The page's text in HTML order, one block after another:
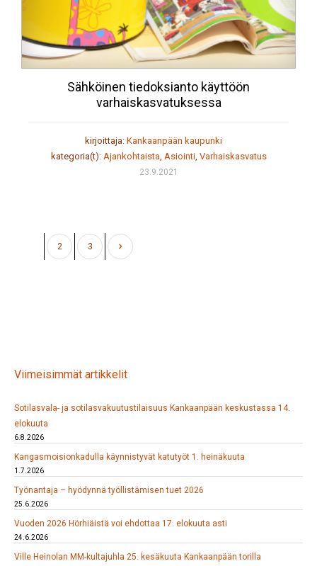
Sähköinen tiedoksianto käyttöön
varhaiskasvatuksessa
kirjoittaja: Kankaanpään kaupunki
kategoria(t): Ajankohtaista, Asiointi, Varhaiskasvatus
23.9.2021
2 3
Viimeisimmät artikkelit
Sotilasvala- ja sotilasvakuutustilaisuus Kankaanpään keskustassa 14.
elokuuta
6.8.2026
Kangasmoisionkadulla käynnistyvät katutyöt 1. heinäkuuta
1.7.2026
Työnantaja – hyödynnä työllistämisen tuet 2026
25.6.2026
Vuoden 2026 Hörhiäistä voi ehdottaa 17. elokuuta asti
24.6.2026
Ville Heinolan MM-kultajuhla 25. kesäkuuta Kankaanpään torilla